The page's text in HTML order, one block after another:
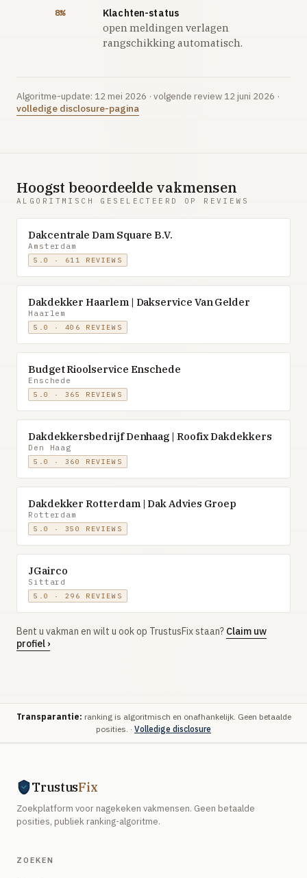
8% Klachten-status
open meldingen verlagen
rangschikking automatisch.
Algoritme-update: 12 mei 2026 · volgende review 12 juni 2026 ·
volledige disclosure-pagina
Hoogst beoordeelde vakmensen
ALGORITMISCH GESELECTEERD OP REVIEWS
Dakcentrale Dam Square B.V.
Amsterdam
5.0 · 611 REVIEWS
Dakdekker Haarlem | Dakservice Van Gelder
Haarlem
5.0 · 406 REVIEWS
Budget Rioolservice Enschede
Enschede
5.0 · 365 REVIEWS
Dakdekkersbedrijf Denhaag | Roofix Dakdekkers
Den Haag
5.0 · 360 REVIEWS
Dakdekker Rotterdam | Dak Advies Groep
Rotterdam
5.0 · 350 REVIEWS
JGairco
Sittard
5.0 · 296 REVIEWS
Bent u vakman en wilt u ook op TrustusFix staan? Claim uw
profiel ›
Transparantie: ranking is algoritmisch en onafhankelijk. Geen betaalde
posities. · Volledige disclosure
TrustusFix
Zoekplatform voor nagekeken vakmensen. Geen betaalde
posities, publiek ranking-algoritme.
ZOEKEN